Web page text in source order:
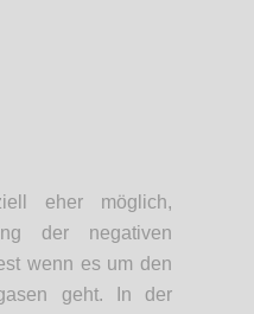
eher möglich,
der negativen
wenn es um den
geht. In der